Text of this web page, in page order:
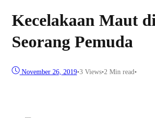
Kecelakaan Maut
Seorang Pemuda
November 26, 2019•3 Views•2 Min read•